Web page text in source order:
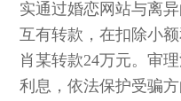
实通过婚恋网站与离
互有转款，在扣除小
肖某转款24万元。审
利息，依法保护受骗